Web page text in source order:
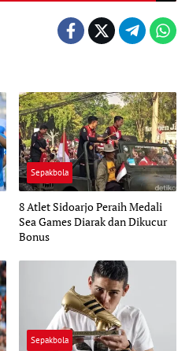
Sepakbola
8 Atlet Sidoarjo Peraih Medali
Sea Games Diarak dan Dikucur
Bonus
Sepakbola